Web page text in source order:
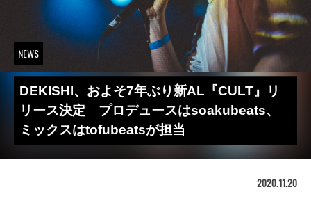
NEWS
DEKISHI、およそ7年ぶり新AL『CULT』リ
リース決定 プロデュースはsoakubeats、
ミックスはtofubeatsが担当
2020.11.20